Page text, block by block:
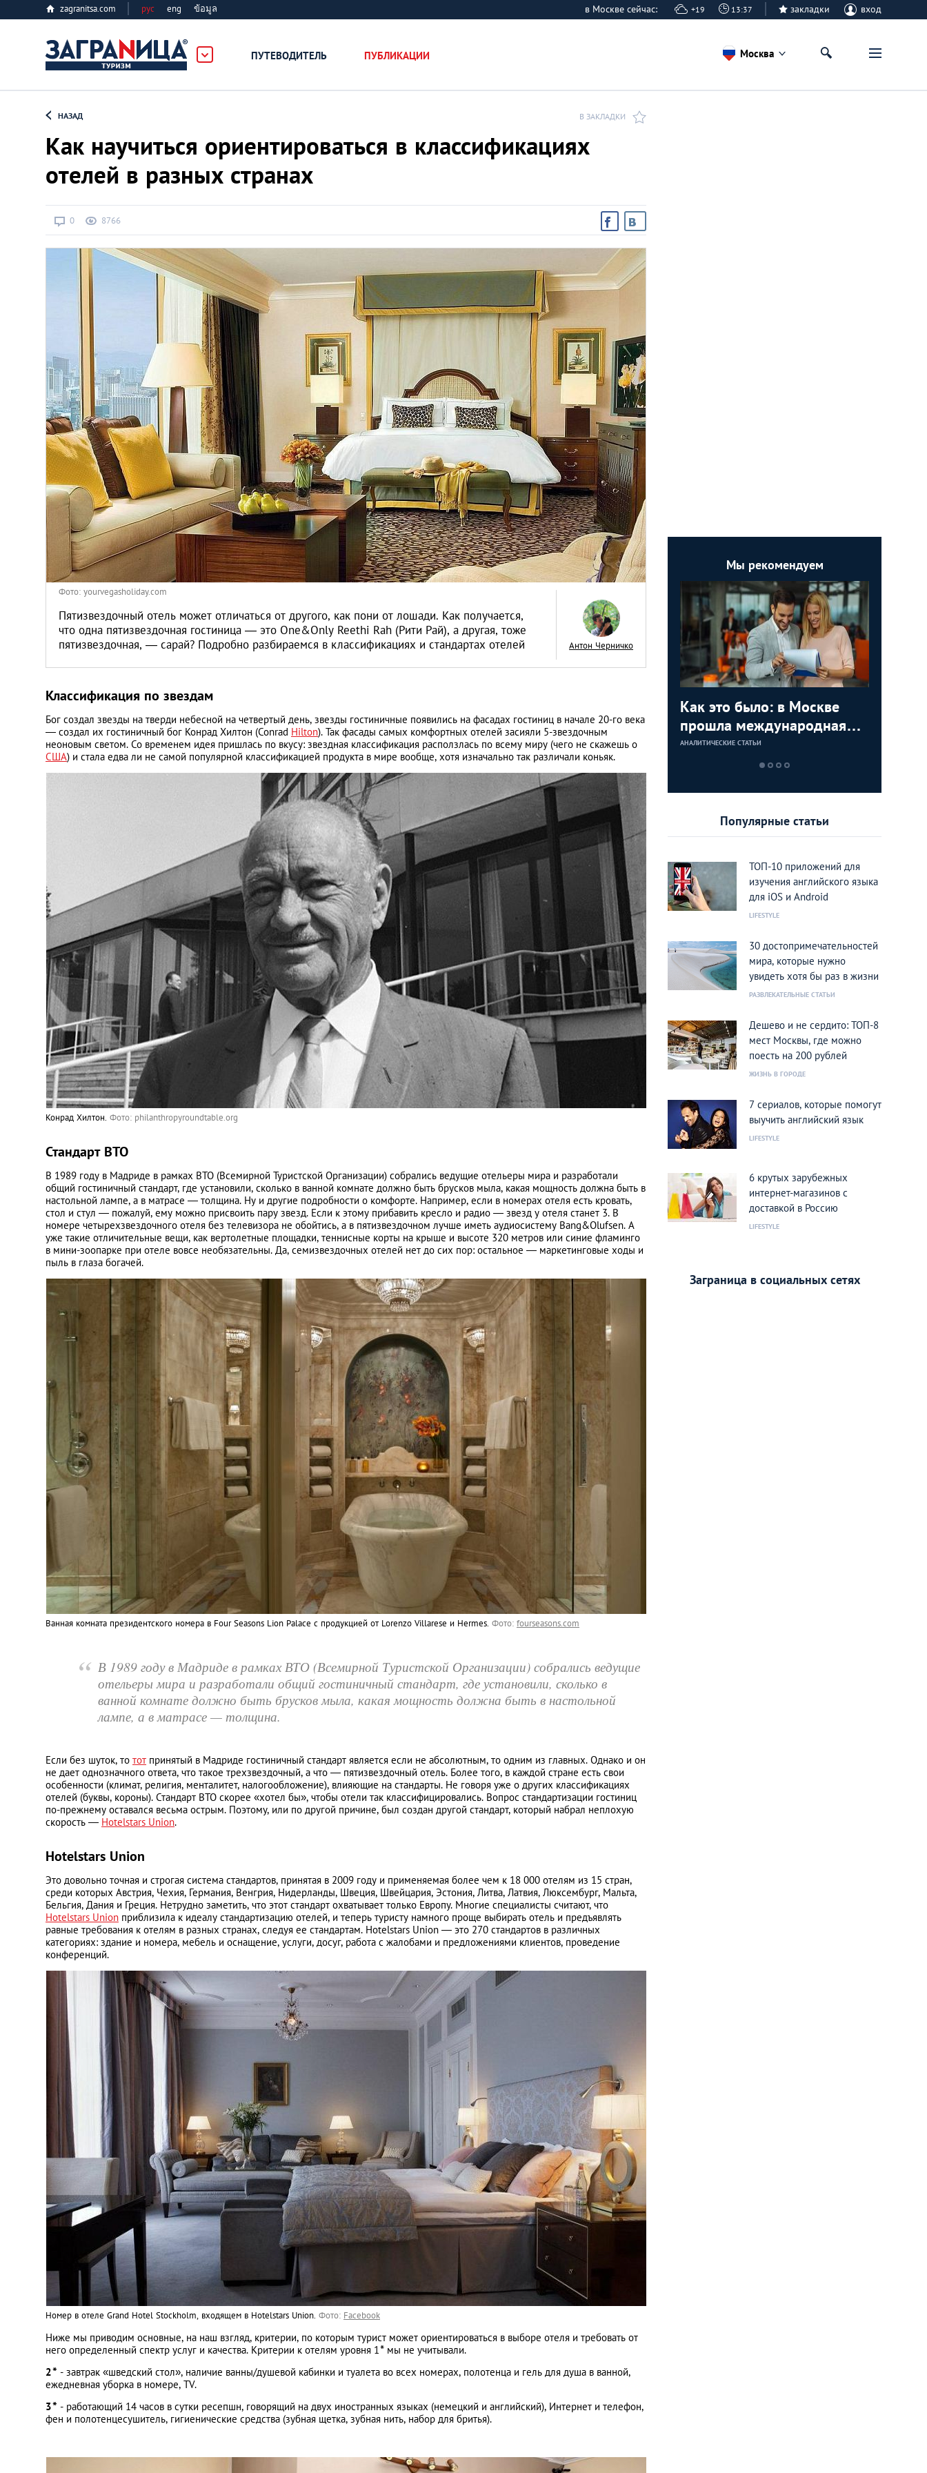
zagranitsa.com рус eng ข้อมูล в Москве сейчас: +19 13:37 закладки вход
ПУТЕВОДИТЕЛЬ ПУБЛИКАЦИИ
Алматы
Афины
Киев
Лондон
Лос-Анджелес
Москва
Париж
Паттайя
Пхукет
Санкт-Петербург
Москва
НАЗАД В ЗАКЛАДКИ
Как научиться ориентироваться в классификациях
отелей в разных странах
0 8766
Фото: yourvegasholiday.com
Пятизвездочный отель может отличаться от другого, как пони от лошади. Как получается,
что одна пятизвездочная гостиница — это One&Only Reethi Rah (Рити Рай), а другая, тоже
пятизвездочная, — сарай? Подробно разбираемся в классификациях и стандартах отелей
Антон Черничко
Классификация по звездам
Бог создал звезды на тверди небесной на четвертый день, звезды гостиничные появились на фасадах гостиниц в начале 20-го века
— создал их гостиничный бог Конрад Хилтон (Conrad Hilton). Так фасады самых комфортных отелей засияли 5-звездочным
неоновым светом. Со временем идея пришлась по вкусу: звездная классификация расползлась по всему миру (чего не скажешь о
США) и стала едва ли не самой популярной классификацией продукта в мире вообще, хотя изначально так различали коньяк.
Конрад Хилтон. Фото: philanthropyroundtable.org
Стандарт ВТО
В 1989 году в Мадриде в рамках ВТО (Всемирной Туристской Организации) собрались ведущие отельеры мира и разработали
общий гостиничный стандарт, где установили, сколько в ванной комнате должно быть брусков мыла, какая мощность должна быть в
настольной лампе, а в матрасе — толщина. Ну и другие подробности о комфорте. Например, если в номерах отеля есть кровать,
стол и стул — пожалуй, ему можно присвоить пару звезд. Если к этому прибавить кресло и радио — звезд у отеля станет 3. В
номере четырехзвездочного отеля без телевизора не обойтись, а в пятизвездочном лучше иметь аудиосистему Bang&Olufsen. А
уже такие отличительные вещи, как вертолетные площадки, теннисные корты на крыше и высоте 320 метров или синие фламинго
в мини-зоопарке при отеле вовсе необязательны. Да, семизвездочных отелей нет до сих пор: остальное — маркетинговые ходы и
пыль в глаза богачей.
Ванная комната президентского номера в Four Seasons Lion Palace c продукцией от Lorenzo Villarese и Hermes. Фото: fourseasons.com
“ В 1989 году в Мадриде в рамках ВТО (Всемирной Туристской Организации) собрались ведущие
отельеры мира и разработали общий гостиничный стандарт, где установили, сколько в
ванной комнате должно быть брусков мыла, какая мощность должна быть в настольной
лампе, а в матрасе — толщина.
Если без шуток, то тот принятый в Мадриде гостиничный стандарт является если не абсолютным, то одним из главных. Однако и он
не дает однозначного ответа, что такое трехзвездочный, а что — пятизвездочный отель. Более того, в каждой стране есть свои
особенности (климат, религия, менталитет, налогообложение), влияющие на стандарты. Не говоря уже о других классификациях
отелей (буквы, короны). Стандарт ВТО скорее «хотел бы», чтобы отели так классифицировались. Вопрос стандартизации гостиниц
по-прежнему оставался весьма острым. Поэтому, или по другой причине, был создан другой стандарт, который набрал неплохую
скорость — Hotelstars Union.
Hotelstars Union
Это довольно точная и строгая система стандартов, принятая в 2009 году и применяемая более чем к 18 000 отелям из 15 стран,
среди которых Австрия, Чехия, Германия, Венгрия, Нидерланды, Швеция, Швейцария, Эстония, Литва, Латвия, Люксембург, Мальта,
Бельгия, Дания и Греция. Нетрудно заметить, что этот стандарт охватывает только Европу. Многие специалисты считают, что
Hotelstars Union приблизила к идеалу стандартизацию отелей, и теперь туристу намного проще выбирать отель и предъявлять
равные требования к отелям в разных странах, следуя ее стандартам. Hotelstars Union — это 270 стандартов в различных
категориях: здание и номера, мебель и оснащение, услуги, досуг, работа с жалобами и предложениями клиентов, проведение
конференций.
Номер в отеле Grand Hotel Stockholm, входящем в Hotelstars Union. Фото: Facebook
Ниже мы приводим основные, на наш взгляд, критерии, по которым турист может ориентироваться в выборе отеля и требовать от
него определенный спектр услуг и качества. Критерии к отелям уровня 1* мы не учитывали.
2* - завтрак «шведский стол», наличие ванны/душевой кабинки и туалета во всех номерах, полотенца и гель для душа в ванной,
ежедневная уборка в номере, TV.
3* - работающий 14 часов в сутки ресепшн, говорящий на двух иностранных языках (немецкий и английский), Интернет и телефон,
фен и полотенцесушитель, гигиенические средства (зубная щетка, зубная нить, набор для бритья).
Мы рекомендуем
Как это было: в Москве
прошла международная
выставка-конференция
International Emigration
АНАЛИТИЧЕСКИЕ СТАТЬИ
получить компенсацию за
отмененный авиарейс
АНАЛИТИЧЕСКИЕ СТАТЬИ
Популярные статьи
ТОП-10 приложений для
изучения английского языка
для iOS и Android
LIFESTYLE
30 достопримечательностей
мира, которые нужно
увидеть хотя бы раз в жизни
РАЗВЛЕКАТЕЛЬНЫЕ СТАТЬИ
Дешево и не сердито: ТОП-8
мест Москвы, где можно
поесть на 200 рублей
ЖИЗНЬ В ГОРОДЕ
7 сериалов, которые помогут
выучить английский язык
LIFESTYLE
6 крутых зарубежных
интернет-магазинов с
доставкой в Россию
LIFESTYLE
Заграница в социальных сетях